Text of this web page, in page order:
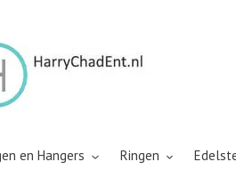
en Hangers Ringen